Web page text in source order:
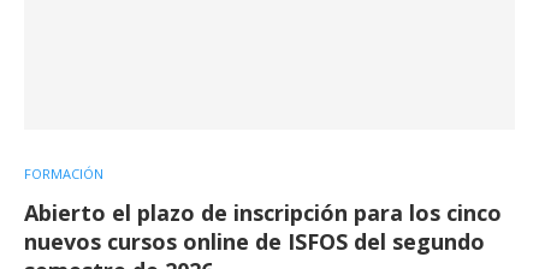
FORMACIÓN
Abierto el plazo de inscripción para los cinco
nuevos cursos online de ISFOS del segundo